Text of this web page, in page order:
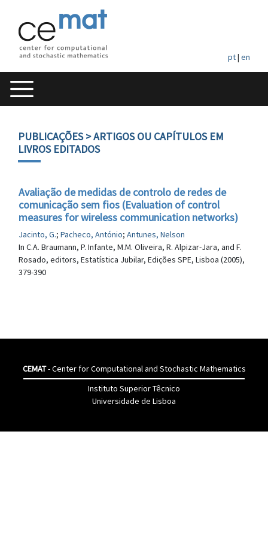
pt| en
PUBLICAÇÕES> ARTIGOS OU CAPÍTULOS EM
LIVROS EDITADOS
Avaliação de medidas de controlo de redes de
comunicação sem fios (Evaluation of control
measures for wireless communication networks)
Jacinto, G.; Pacheco, António; Antunes, Nelson
In C.A. Braumann, P. Infante, M.M. Oliveira, R. Alpizar-Jara, and F.
Rosado, editors, Estatística Jubilar, Edições SPE, Lisboa (2005),
379-390
CEMAT- Center for Computational and Stochastic Mathematics
Instituto Superior Têcnico
Universidade de Lisboa